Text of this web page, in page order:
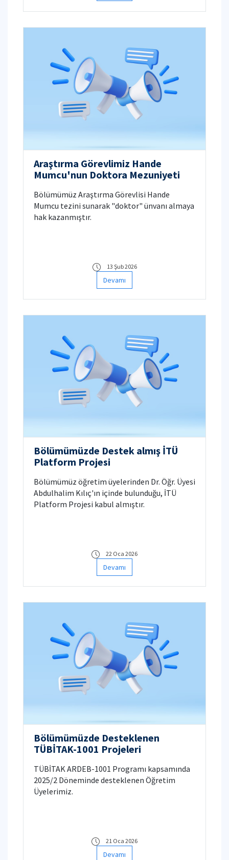
Araştırma Görevlimiz Hande
Mumcu'nun Doktora Mezuniyeti
Bölümümüz Araştırma Görevlisi Hande
Mumcu tezini sunarak "doktor" ünvanı almaya
hak kazanmıştır.
13 Şub 2026
Devamı
Bölümümüzde Destek almış İTÜ
Platform Projesi
Bölümümüz öğretim üyelerinden Dr. Öğr. Üyesi
Abdulhalim Kılıç'ın içinde bulunduğu, İTÜ
Platform Projesi kabul almıştır.
22 Oca 2026
Devamı
Bölümümüzde Desteklenen
TÜBİTAK-1001 Projeleri
TÜBİTAK ARDEB-1001 Programı kapsamında
2025/2 Döneminde desteklenen Öğretim
Üyelerimiz.
21 Oca 2026
Devamı